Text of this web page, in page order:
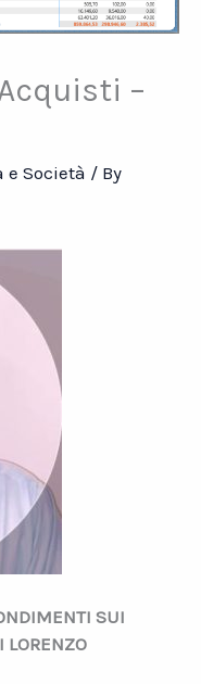
–
e Società / By
SUI
LORENZO